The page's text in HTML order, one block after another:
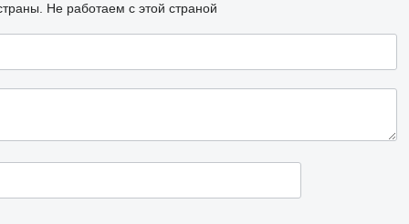
Не работаем с этой страной